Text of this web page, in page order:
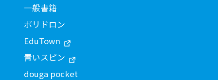
一般書籍
ポリドロン
EduTown
青いスピン
douga pocket